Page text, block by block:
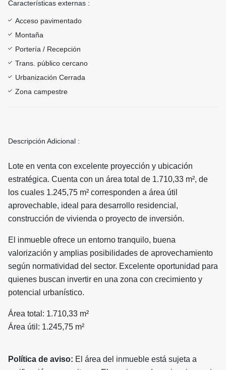
Características externas :
Acceso pavimentado
Montaña
Portería / Recepción
Trans. público cercano
Urbanización Cerrada
Zona campestre
Descripción Adicional :
Lote en venta con excelente proyección y ubicación
estratégica. Cuenta con un área total de 1.710,33 m², de
los cuales 1.245,75 m² corresponden a área útil
aprovechable, ideal para desarrollo residencial,
construcción de vivienda o proyecto de inversión.
El inmueble ofrece un entorno tranquilo, buena
valorización y amplias posibilidades de aprovechamiento
según normatividad del sector. Excelente oportunidad para
quienes buscan invertir en una zona con crecimiento y
potencial urbanístico.
Área total: 1.710,33 m²
Área útil: 1.245,75 m²
Política de aviso: El área del inmueble está sujeta a